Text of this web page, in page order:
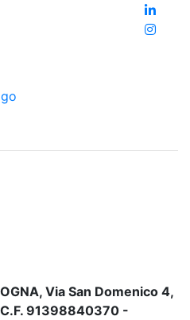
Via San Domenico 4,
C.F. 91398840370 -